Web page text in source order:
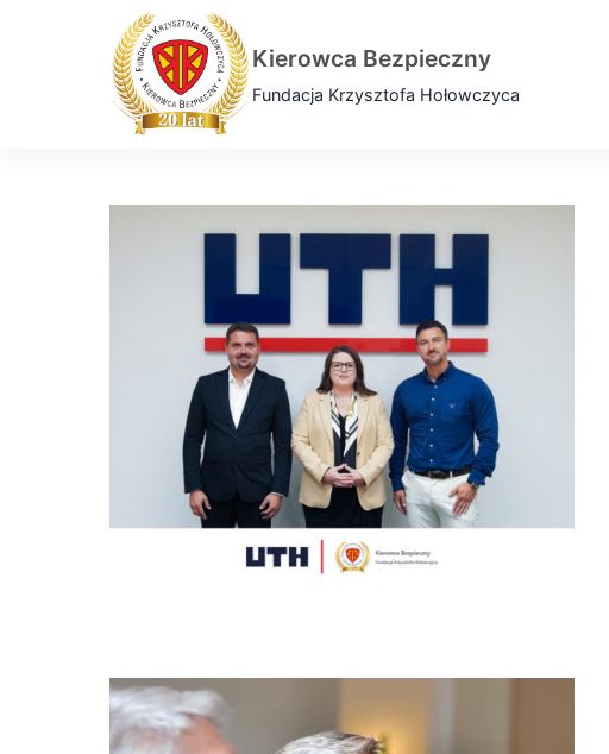
Kierowca Bezpieczny
Fundacja Krzysztofa Hołowczyca
Blog